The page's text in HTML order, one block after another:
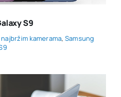
S9
kamerama, Samsung